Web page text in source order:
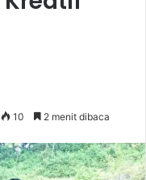
10 2 menit dibaca